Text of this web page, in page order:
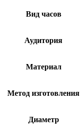
Вид часов
Аудитория
Материал
Метод изготовления
Диаметр